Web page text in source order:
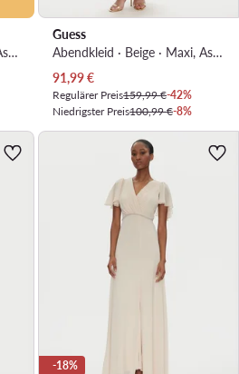
Abendkleid · Beige · Maxi, Asymmetrisch
Guess
Abendkleid · Beige · Maxi, Asymmetrisch
Aktueller Preis
91,99€
Regulärer Preis159,99 €-42%
Niedrigster Preis100,99 €-8%
-18%